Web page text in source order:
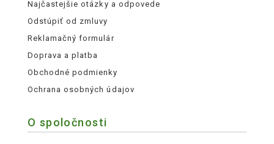
Najčastejšie otázky a odpovede
Odstúpiť od zmluvy
Reklamačný formulár
Doprava a platba
Obchodné podmienky
Ochrana osobných údajov
O spoločnosti